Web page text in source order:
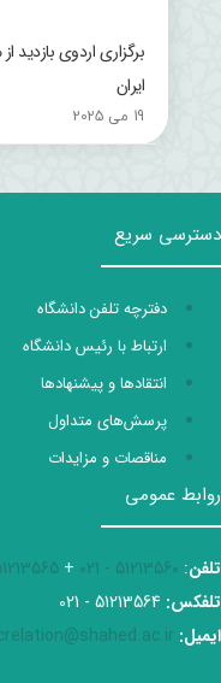
برگزاری اردوی بازدید
ایران
19 می 2025
دسترسی سریع
دفترچه تلفن دانشگاه
ارتباط با رئیس دانشگاه
انتقادها و پیشنهادها
پرسش‌های متداول
مناقصات و مزایدات
روابط عمومی
تلفن:
51213560 - 021
+
- 021
تلفکس:
ایمیل: